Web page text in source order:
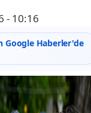
- 10:16
Google Haberler'de